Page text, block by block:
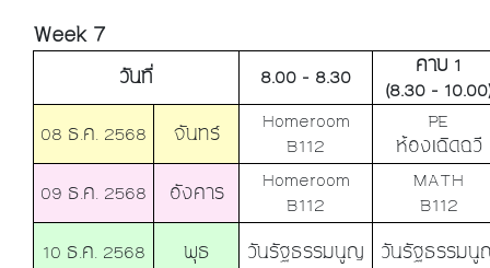
Week 7
วันที่ 8.00 - 8.30
คาบ 1
(8.30 -
08 ธ.ค. 2568
จันทร์
Homeroom
B112
PE
ห้องเฉิดฉวี
09 ธ.ค. 2568
อังคาร
Homeroom
B112
MATH
B112
10 ธ.ค. 2568
พุธ วันรัฐธรรมนูญ วันรัฐธรรมนู